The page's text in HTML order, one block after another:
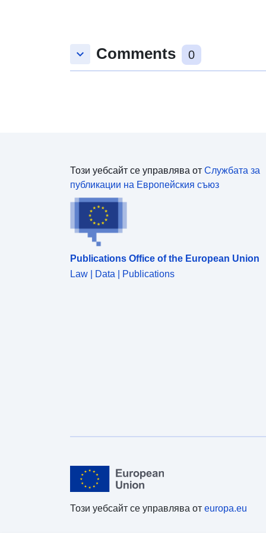
keyboard_arrow_down Comments 0
Този уебсайт се управлява от Службата за
публикации на Европейския съюз
Publications Office of the European Union
Law | Data | Publications
Този уебсайт се управлява от europa.eu